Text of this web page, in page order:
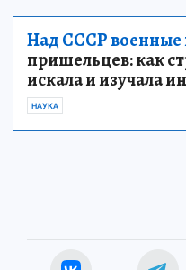
Над СССР военные
пришельцев: как
искала и изучала
НАУКА